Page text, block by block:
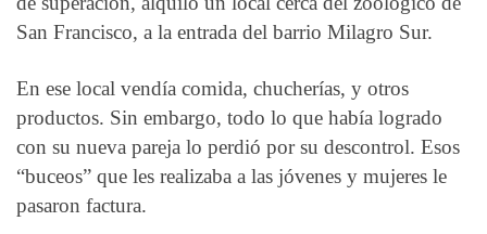
San Francisco, a la entrada del barrio Milagro Sur.
En ese local vendía comida, chucherías, y otros
productos. Sin embargo, todo lo que había logrado
con su nueva pareja lo perdió por su descontrol. Esos
“buceos” que les realizaba a las jóvenes y mujeres le
pasaron factura.